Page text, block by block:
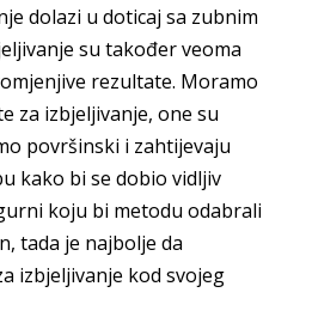
dolazi u doticaj sa zubnim
su također veoma
rezultate. Moramo
za izbjeljivanje, one su
površinski i zahtijevaju
kako bi se dobio vidljiv
koju bi metodu odabrali
tada je najbolje da
izbjeljivanje kod svojeg